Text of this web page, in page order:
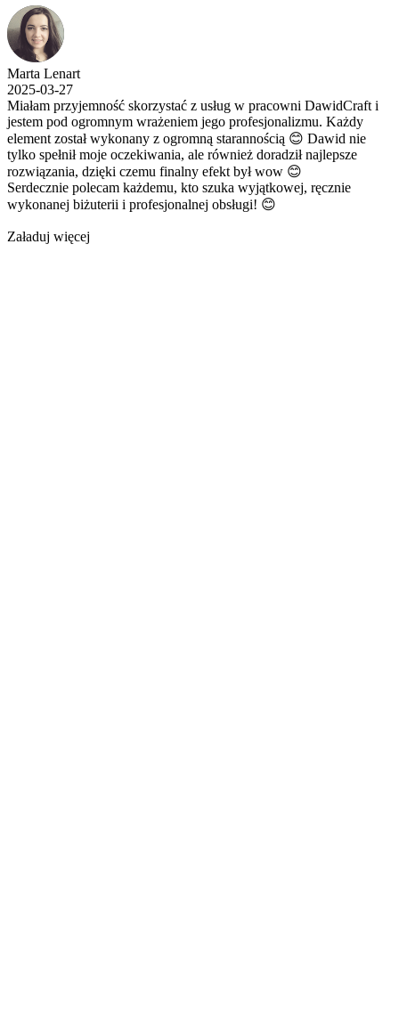
Marta Lenart
2025-03-27
Miałam przyjemność skorzystać z usług w pracowni DawidCraft i
jestem pod ogromnym wrażeniem jego profesjonalizmu. Każdy
element został wykonany z ogromną starannością 😊 Dawid nie
tylko spełnił moje oczekiwania, ale również doradził najlepsze
rozwiązania, dzięki czemu finalny efekt był wow 😊
Serdecznie polecam każdemu, kto szuka wyjątkowej, ręcznie
wykonanej biżuterii i profesjonalnej obsługi! 😊
Załaduj więcej